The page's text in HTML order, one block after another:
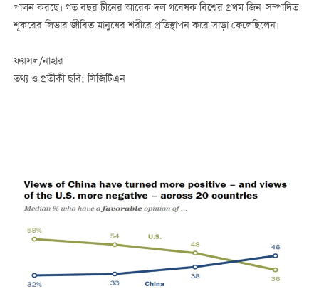
পালন করছে। গত বছর চীনের আরেক দল গবেষক বিশ্বের প্রথম জিন-সম্পাদিত
শূকরের লিভার জীবিত মানুষের শরীরে প্রতিস্থাপন করে সাড়া ফেলেছিলেন।
ফয়সল/নাহার
তথ্য ও প্রতীকী ছবি: সিজিটিএন